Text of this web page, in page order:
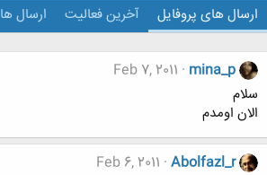
ارسال های پروفایل آخرین فعالیت ارسال ها
mina_p
Feb 7, 2011
سلام
الان اومدم
Abolfazl_r
Feb 6, 2011